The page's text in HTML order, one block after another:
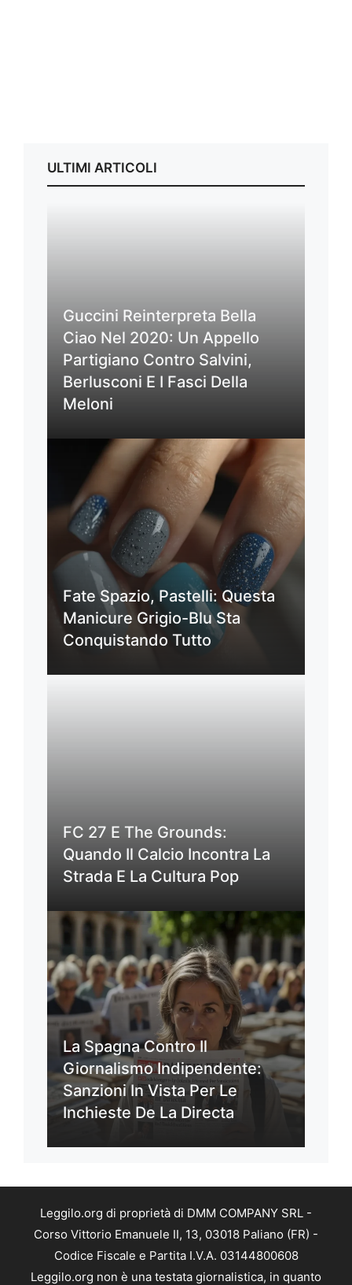
ULTIMI ARTICOLI
Guccini Reinterpreta Bella
Ciao Nel 2020: Un Appello
Partigiano Contro Salvini,
Berlusconi E I Fasci Della
Meloni
Fate Spazio, Pastelli: Questa
Manicure Grigio-Blu Sta
Conquistando Tutto
FC 27 E The Grounds:
Quando Il Calcio Incontra La
Strada E La Cultura Pop
La Spagna Contro Il
Giornalismo Indipendente:
Sanzioni In Vista Per Le
Inchieste De La Directa
Leggilo.org di proprietà di DMM COMPANY SRL -
Corso Vittorio Emanuele II, 13, 03018 Paliano (FR) -
Codice Fiscale e Partita I.V.A. 03144800608
Leggilo.org non è una testata giornalistica, in quanto